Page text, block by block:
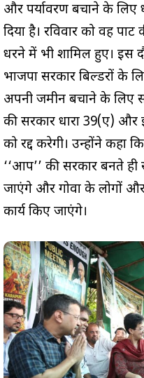
और पर्यावरण बचाने के लिए
दिया है। रविवार को वह
धरने में भी शामिल हुए। इस
भाजपा सरकार बिल्डरों के
अपनी जमीन बचाने के लिए
की सरकार धारा 39(ए)
को रद्द करेगी। उन्होंने कहा
‘‘आप’’ की सरकार बनते ही
जाएंगे और गोवा के लोगों
कार्य किए जाएंगे।